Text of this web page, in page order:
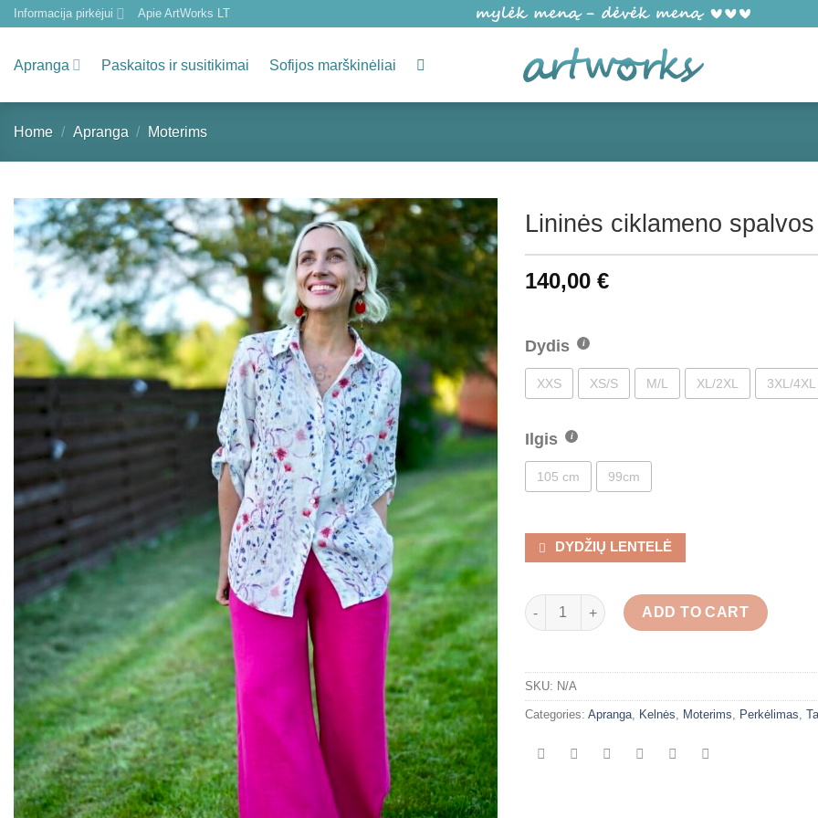
Skip
content
Informacija pirkėjui Apie ArtWorks LT
Apranga Paskaitos ir susitikimai Sofijos marškinėliai
Home / Apranga / Moterims
Lininės ciklameno
140,00 €
Dydis
XXS XS/S M/L XL/2XL 3XL/4XL
Ilgis
105 cm 99cm
DYDŽIŲ LENTELĖ
Lininės ciklameno spalvos platėjančios kelnės
ADD TO CART
SKU: N/A
Categories: Apranga Kelnės Moterims Perkėlimas